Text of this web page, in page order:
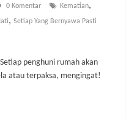
0 Komentar Kematian,
, Setiap Yang Bernyawa Pasti
penghuni rumah akan
atau terpaksa, mengingat!